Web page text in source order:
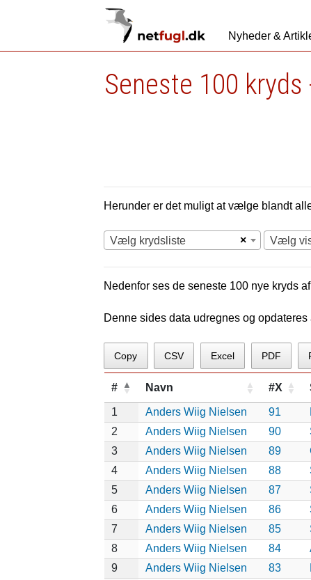
Nyheder &
Seneste 100 kryds
Herunder er det muligt at vælge blandt
×
Vælg krydsliste Vælg
Nedenfor ses de seneste 100 nye kryds
Denne sides data udregnes og
Copy CSV Excel PDF
# Navn #X
1 Anders Wiig Nielsen 91
2
Anders Wiig Nielsen 90
3
Anders Wiig Nielsen 89
4
Anders Wiig Nielsen 88
5
Anders Wiig Nielsen 87
6
Anders Wiig Nielsen 86
7
Anders Wiig Nielsen 85
8
Anders Wiig Nielsen 84
9
Anders Wiig Nielsen 83